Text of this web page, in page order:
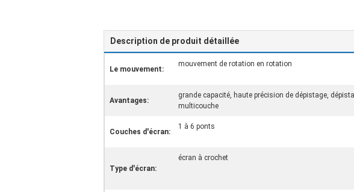
Description de produit détaillée
Le mouvement:
mouvement de rotation en rotation
Avantages:
grande capacité, haute précision de dépistage,
multicouche
Couches d'écran:
1 à 6 ponts
Type d'écran:
écran à crochet